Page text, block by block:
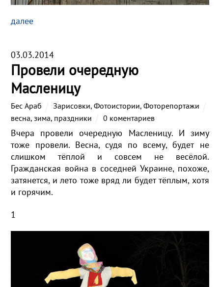
далее
03.03.2014
Провели очередную
Масленицу
Бес Араб Зарисовки,Фотоистории,Фоторепортажи
весна,зима, праздники 0 коментариев
Вчера провели очередную Масленицу. И зиму
тоже провели. Весна, судя по всему, будет не
слишком тёплой и совсем не весёлой.
Гражданская война в соседней Украине, похоже,
затянется, и лето тоже вряд ли будет тёплым, хотя
и горячим.
1